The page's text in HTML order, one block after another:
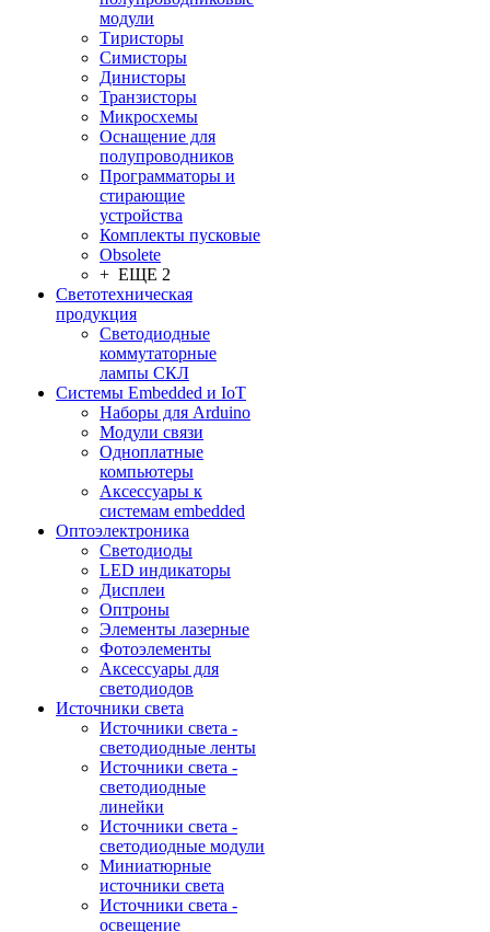
модули
Тиристоры
Симисторы
Динисторы
Транзисторы
Микросхемы
Оснащение для
полупроводников
Программаторы и
стирающие
устройства
Комплекты пусковые
Obsolete
+ ЕЩЕ 2
Светотехническая
продукция
Светодиодные
коммутаторные
лампы СКЛ
Системы Embedded и IoT
Наборы для Arduino
Модули связи
Одноплатные
компьютеры
Аксессуары к
системам embedded
Oптоэлектроника
Светодиоды
LED индикаторы
Дисплеи
Оптроны
Элементы лазерные
Фотоэлементы
Аксессуары для
светодиодов
Источники света
Источники света -
светодиодные ленты
Источники света -
светодиодные
линейки
Источники света -
светодиодные модули
Миниатюрные
источники света
Источники света -
освещение